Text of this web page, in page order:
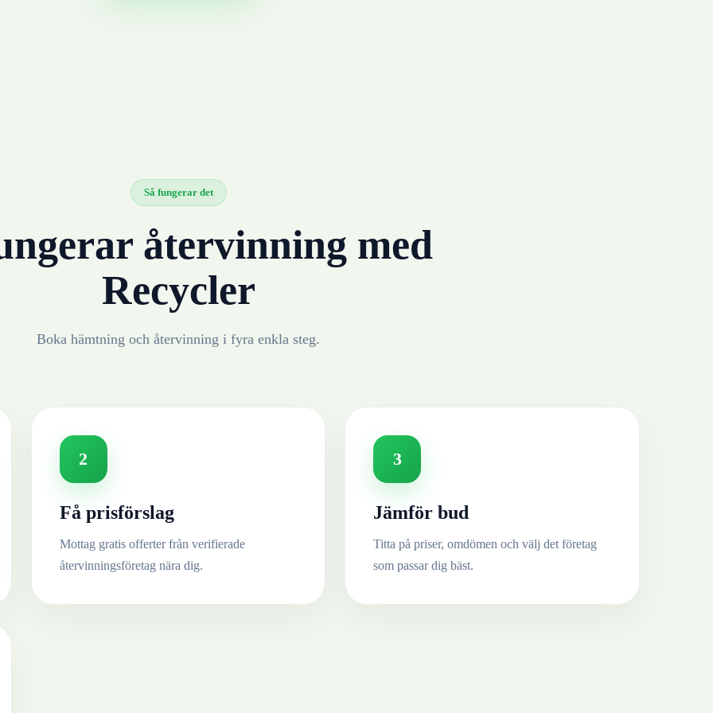
Så fungerar det
återvinning med
Recycler
Boka hämtning och återvinning i fyra enkla steg.
2
Få prisförslag
Mottag gratis offerter från verifierade
återvinningsföretag nära dig.
3
Jämför bud
Titta på priser, omdömen och välj det företag
som passar dig bäst.